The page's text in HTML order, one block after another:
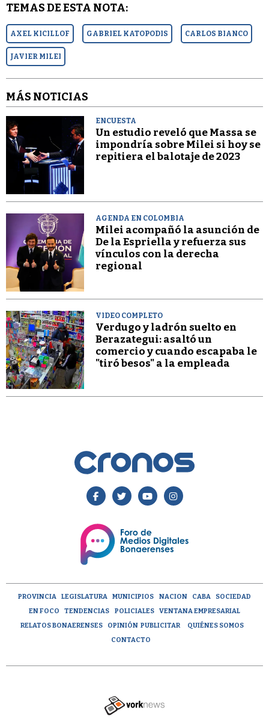
TEMAS DE ESTA NOTA:
AXEL KICILLOF GABRIEL KATOPODIS CARLOS BIANCO
JAVIER MILEI
MÁS NOTICIAS
ENCUESTA
Un estudio reveló que Massa se
impondría sobre Milei si hoy se
repitiera el balotaje de 2023
AGENDA EN COLOMBIA
Milei acompañó la asunción de
De la Espriella y refuerza sus
vínculos con la derecha
regional
VIDEO COMPLETO
Verdugo y ladrón suelto en
Berazategui: asaltó un
comercio y cuando escapaba le
"tiró besos" a la empleada
PROVINCIA LEGISLATURA MUNICIPIOS NACION CABA
SOCIEDAD
EN FOCO
TENDENCIAS POLICIALES
VENTANA EMPRESARIAL
RELATOS BONAERENSES
OPINIÓN PUBLICITAR
QUIÉNES SOMOS
CONTACTO